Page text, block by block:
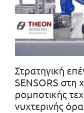
Στρατηγική
SENSORS στη
ρομποτικής
νυχτερινής